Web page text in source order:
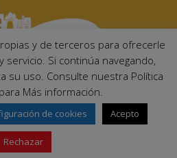
Río. Plaza Mayor de Andalucía, 1 C.P:
del Río (Córdoba)
02 44 | Fax: 957 64 47 39
y de terceros para ofrecerle
servicio. Si continúa navegando,
su uso. Consulte nuestra Política
Más información.
de cookies Acepto
Rechazar